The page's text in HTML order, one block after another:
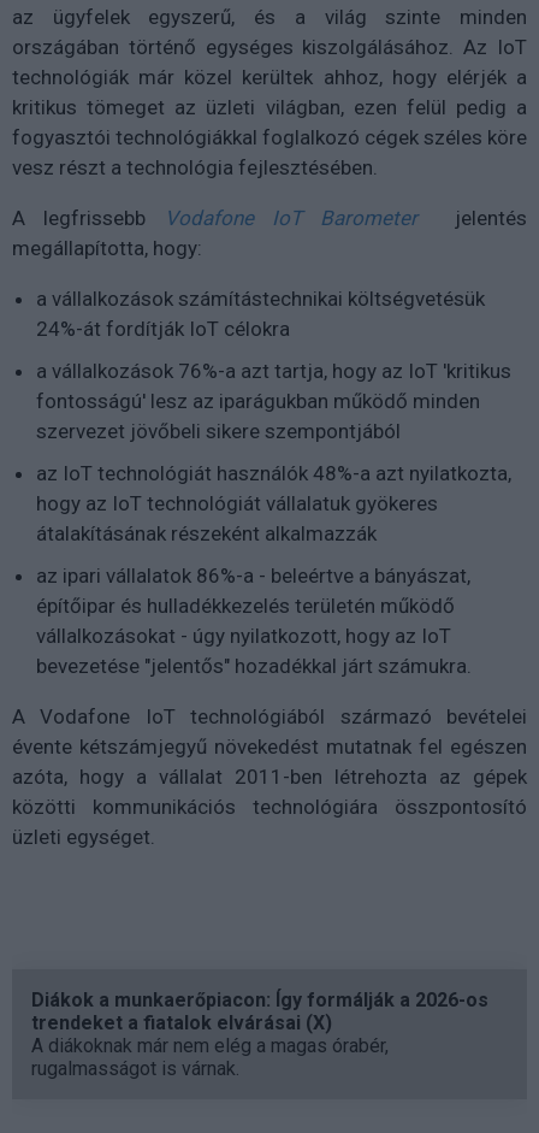
az ügyfelek egyszerű, és a világ szinte minden
országában történő egységes kiszolgálásához. Az IoT
technológiák már közel kerültek ahhoz, hogy elérjék a
kritikus tömeget az üzleti világban, ezen felül pedig a
fogyasztói technológiákkal foglalkozó cégek széles köre
vesz részt a technológia fejlesztésében.
A legfrissebb Vodafone IoT Barometer
jelentés
megállapította, hogy:
a vállalkozások számítástechnikai költségvetésük
24%-át fordítják IoT célokra
a vállalkozások 76%-a azt tartja, hogy az IoT 'kritikus
fontosságú' lesz az iparágukban működő minden
szervezet jövőbeli sikere szempontjából
az IoT technológiát használók 48%-a azt nyilatkozta,
hogy az IoT technológiát vállalatuk gyökeres
átalakításának részeként alkalmazzák
az ipari vállalatok 86%-a - beleértve a bányászat,
építőipar és hulladékkezelés területén működő
vállalkozásokat - úgy nyilatkozott, hogy az IoT
bevezetése "jelentős" hozadékkal járt számukra.
A Vodafone IoT technológiából származó bevételei
évente kétszámjegyű növekedést mutatnak fel egészen
azóta, hogy a vállalat 2011-ben létrehozta az gépek
közötti kommunikációs technológiára összpontosító
üzleti egységet.
Diákok a munkaerőpiacon: Így formálják a 2026-os
trendeket a fiatalok elvárásai (X)
A diákoknak már nem elég a magas órabér,
rugalmasságot is várnak.